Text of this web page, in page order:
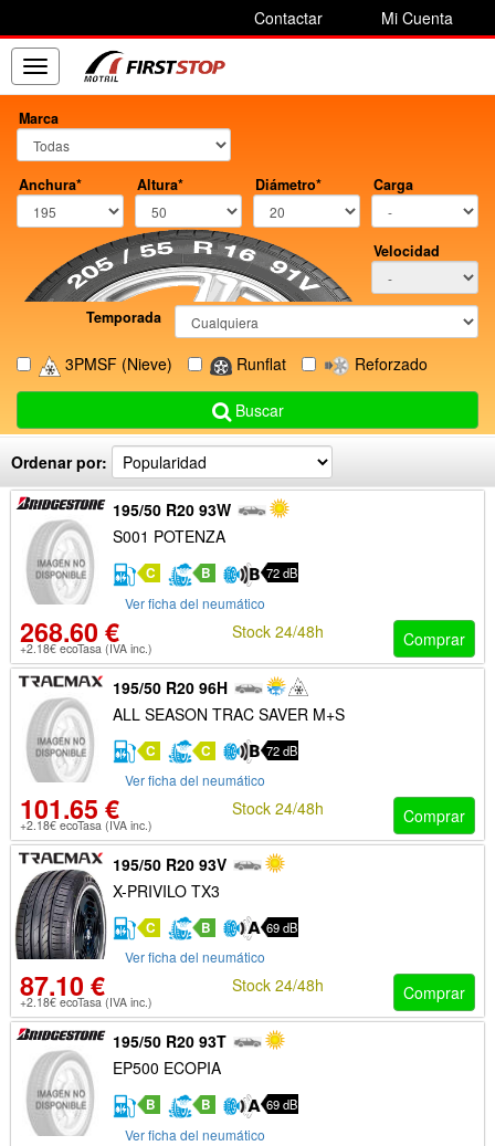
Contactar Mi Cuenta
Toggle
navigation
Marca
Anchura* Altura* Diámetro* Carga
Velocidad
Temporada
3PMSF (Nieve) Runflat Reforzado
Buscar
Ordenar por:
195/50 R20 93W
S001 POTENZA
C B 72 dB
Ver ficha del neumático
268.60 €
+2.18€ ecoTasa (IVA inc.) Comprar
Stock 24/48h
195/50 R20 96H
ALL SEASON TRAC SAVER M+S
C C 72 dB
Ver ficha del neumático
101.65 €
+2.18€ ecoTasa (IVA inc.) Comprar
Stock 24/48h
195/50 R20 93V
X-PRIVILO TX3
C B 69 dB
Ver ficha del neumático
87.10 €
+2.18€ ecoTasa (IVA inc.) Comprar
Stock 24/48h
195/50 R20 93T
EP500 ECOPIA
B B 69 dB
Ver ficha del neumático